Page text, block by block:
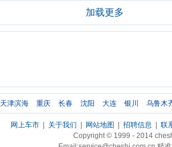
加载更多
天津滨海 重庆 长春 沈阳 大连 银川 乌鲁木
网上车市| 关于我们 网站地图 招聘信息
联
Copyright © 1999 - 2014